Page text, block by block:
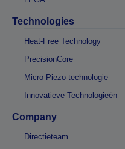
Technologies
Heat-Free Technology
PrecisionCore
Micro Piezo-technologie
Innovatieve Technologieën
Company
Directieteam